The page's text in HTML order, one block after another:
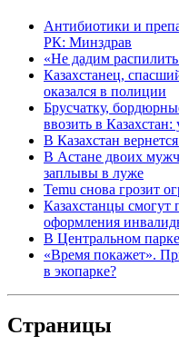
Антибиотики и
РК: Минздрав
«Не дадим
Казахстанец,
оказался в полиции
Брусчатку,
ввозить в
В Казахстан
В Астане двоих
заплывы в луже
Temu снова грозит
Казахстанцы смогут
оформления
В Центральном
«Время покажет».
в экопарке?
Страницы